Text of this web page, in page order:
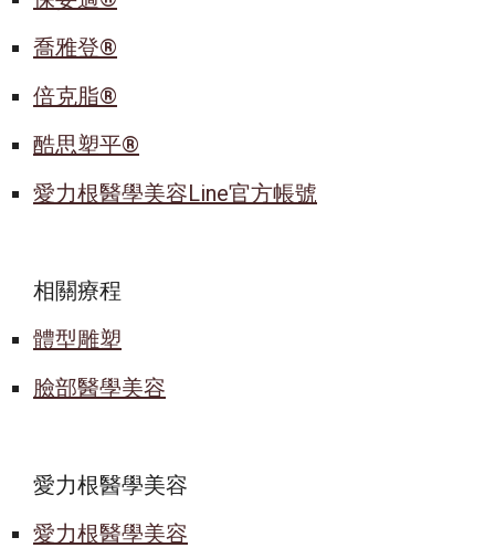
喬雅登®
倍克脂®
酷思塑平®
愛力根醫學美容Line官方帳號
相關療程
體型雕塑
臉部醫學美容
愛力根醫學美容
愛力根醫學美容